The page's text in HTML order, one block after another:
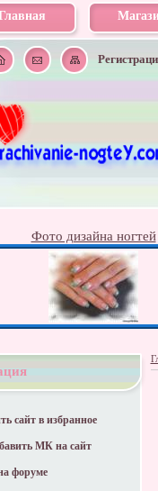
Фото дизайна ногтей
сайт в избранное
МК на сайт
форуме